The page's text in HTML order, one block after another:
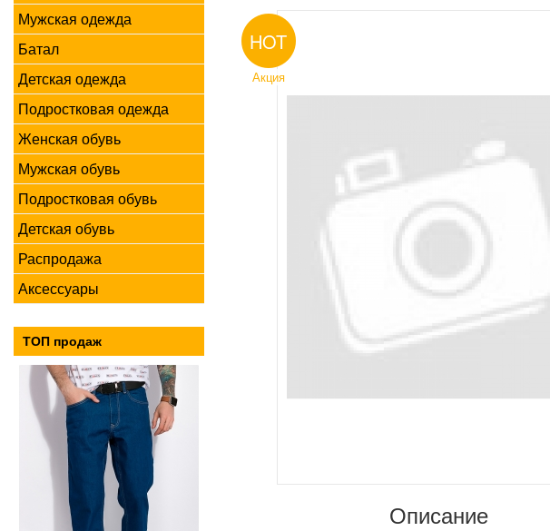
Мужская одежда
Батал
Детская одежда
Подростковая одежда
Женская обувь
Мужская обувь
Подростковая обувь
Детская обувь
Распродажа
Аксессуары
ТОП продаж
HOT
Акция
Описание